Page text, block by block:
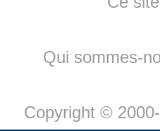
Qui sommes-
Copyright ©